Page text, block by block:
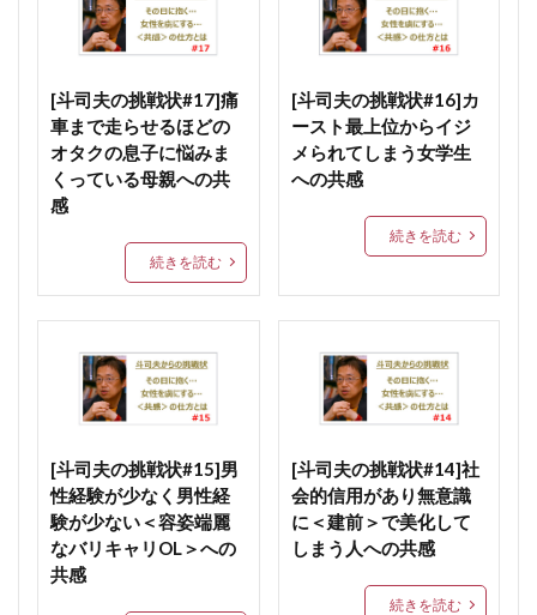
[斗司夫の挑戦状#17]痛
車まで走らせるほどの
オタクの息子に悩みま
くっている母親への共
感
続きを読む
[斗司夫の挑戦状#16]カ
ースト最上位からイジ
メられてしまう女学生
への共感
続きを読む
[斗司夫の挑戦状#15]男
性経験が少なく男性経
験が少ない＜容姿端麗
なバリキャリOL＞への
共感
[斗司夫の挑戦状#14]社
会的信用があり無意識
に＜建前＞で美化して
しまう人への共感
続きを読む